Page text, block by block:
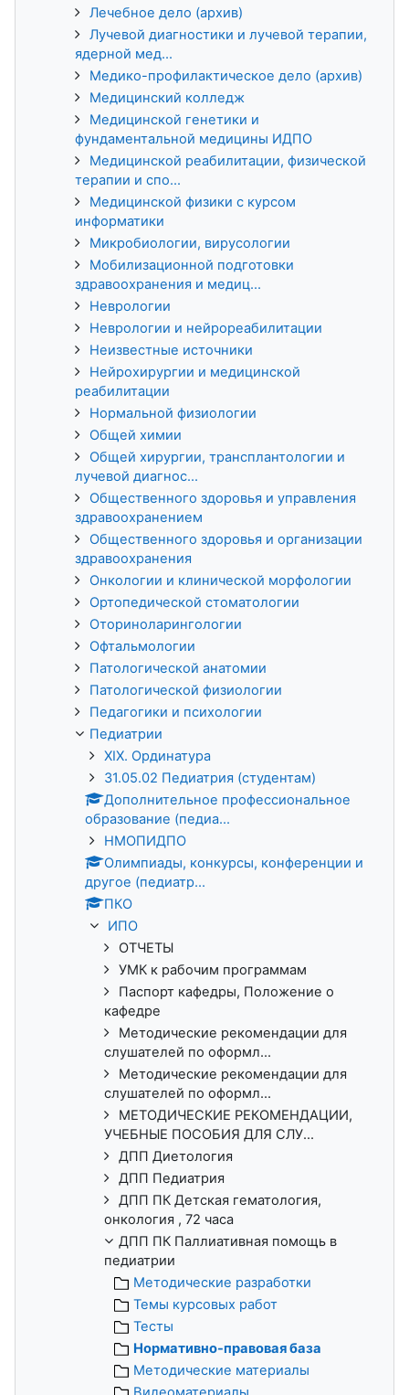
Лечебное дело (архив)
Лучевой диагностики и лучевой терапии,
ядерной мед...
Медико-профилактическое дело (архив)
Медицинский колледж
Медицинской генетики и
фундаментальной медицины ИДПО
Медицинской реабилитации, физической
терапии и спо...
Медицинской физики с курсом
информатики
Микробиологии, вирусологии
Мобилизационной подготовки
здравоохранения и медиц...
Неврологии
Неврологии и нейрореабилитации
Неизвестные источники
Нейрохирургии и медицинской
реабилитации
Нормальной физиологии
Общей химии
Общей хирургии, трансплантологии и
лучевой диагнос...
Общественного здоровья и управления
здравоохранением
Общественного здоровья и организации
здравоохранения
Онкологии и клинической морфологии
Ортопедической стоматологии
Оториноларингологии
Офтальмологии
Патологической анатомии
Патологической физиологии
Педагогики и психологии
Педиатрии
XIX. Ординатура
31.05.02 Педиатрия (студентам)
Дополнительное профессиональное
образование (педиа...
НМОПИДПО
Олимпиады, конкурсы, конференции и
другое (педиатр...
ПКО
ИПО
ОТЧЕТЫ
УМК к рабочим программам
Паспорт кафедры, Положение о
кафедре
Методические рекомендации для
слушателей по оформл...
Методические рекомендации для
слушателей по оформл...
МЕТОДИЧЕСКИЕ РЕКОМЕНДАЦИИ,
УЧЕБНЫЕ ПОСОБИЯ ДЛЯ СЛУ...
ДПП Диетология
ДПП Педиатрия
ДПП ПК Детская гематология,
онкология , 72 часа
ДПП ПК Паллиативная помощь в
педиатрии
Методические разработки
Темы курсовых работ
Тесты
Нормативно-правовая база
Методические материалы